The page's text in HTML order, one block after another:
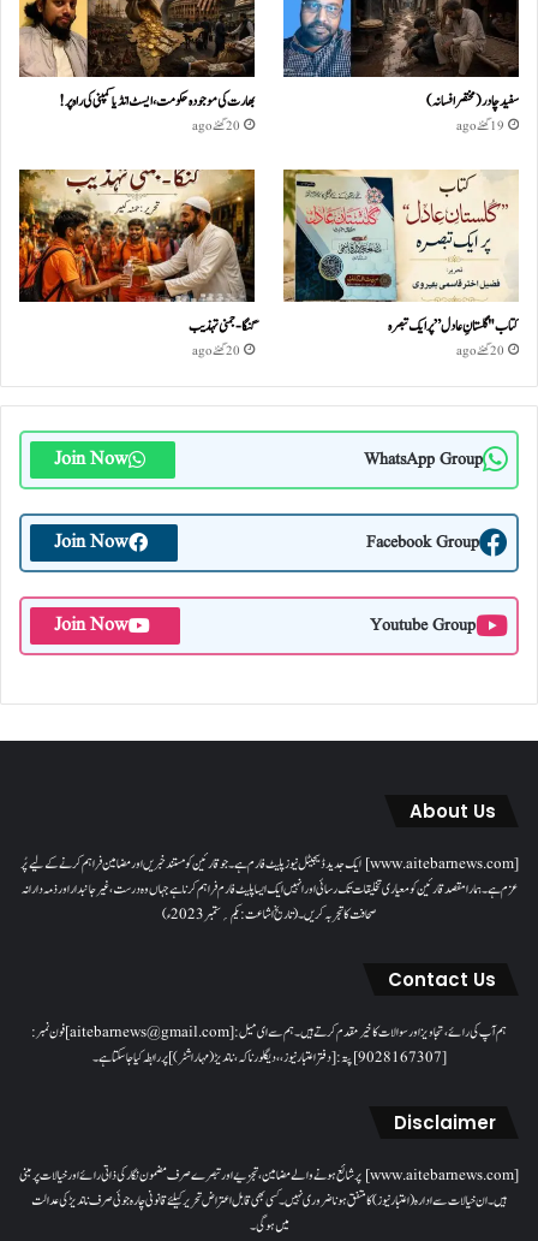
سفید چادر( مختصر افسانہ)
19 گھنٹے ago
بھارت کی موجودہ حکومت،ایسٹ انڈیا کمپنی کی راہ پر!
20 گھنٹے ago
کتاب "گلستانِ عادل” پر ایک تبصرہ
20 گھنٹے ago
گنگا-جمنی تہذیب
20 گھنٹے ago
WhatsApp Group
Join Now
Facebook Group
Join Now
Youtube Group
Join Now
About Us
[www.aitebarnews.com] ایک جدید ڈیجیٹل نیوز پلیٹ فارم ہے۔ جو قارئین کو مستند خبریں اور مضامین فراہم کرنے کے لیے پُر
عزم ہے۔ ہمارا مقصدقارئین کو معیاری تخلیقات تک رسائی اور انہیں ایک ایسا پلیٹ فارم فراہم کرنا ہے جہاں وہ درست، غیر جانبدار اور ذمہ دارانہ
صحافت کا تجربہ کریں۔( تاریخ اشاعت : یکم؍ ستمبر 2023ء)
Contact Us
ہم آپ کی رائے، تجاویز اور سوالات کا خیرمقدم کرتے ہیں۔ ہم سےای میل: [aitebarnews@gmail.com]فون نمبر:
[9028167307]پتہ: [دفتر اعتبار نیوز، ، دیگلور ناکہ، ناندیڑ(مہاراشٹر) ] پر رابطہ کیا جاسکتا ہے۔
Disclaimer
[www.aitebarnews.com] پر شائع ہونے والے مضامین، تجزیے اور تبصرے صرف مضمون نگار کی ذاتی رائے اور خیالات پر مبنی
ہیں۔ ان خیالات سے ادارہ (اعتبار نیوز) کا متفق ہونا ضروری نہیں۔ کسی بھی قابل اعتراض تحریر کیلئے قانونی چارہ جوئی صرف ناندیڑ کی عدالت
میں ہوگی۔